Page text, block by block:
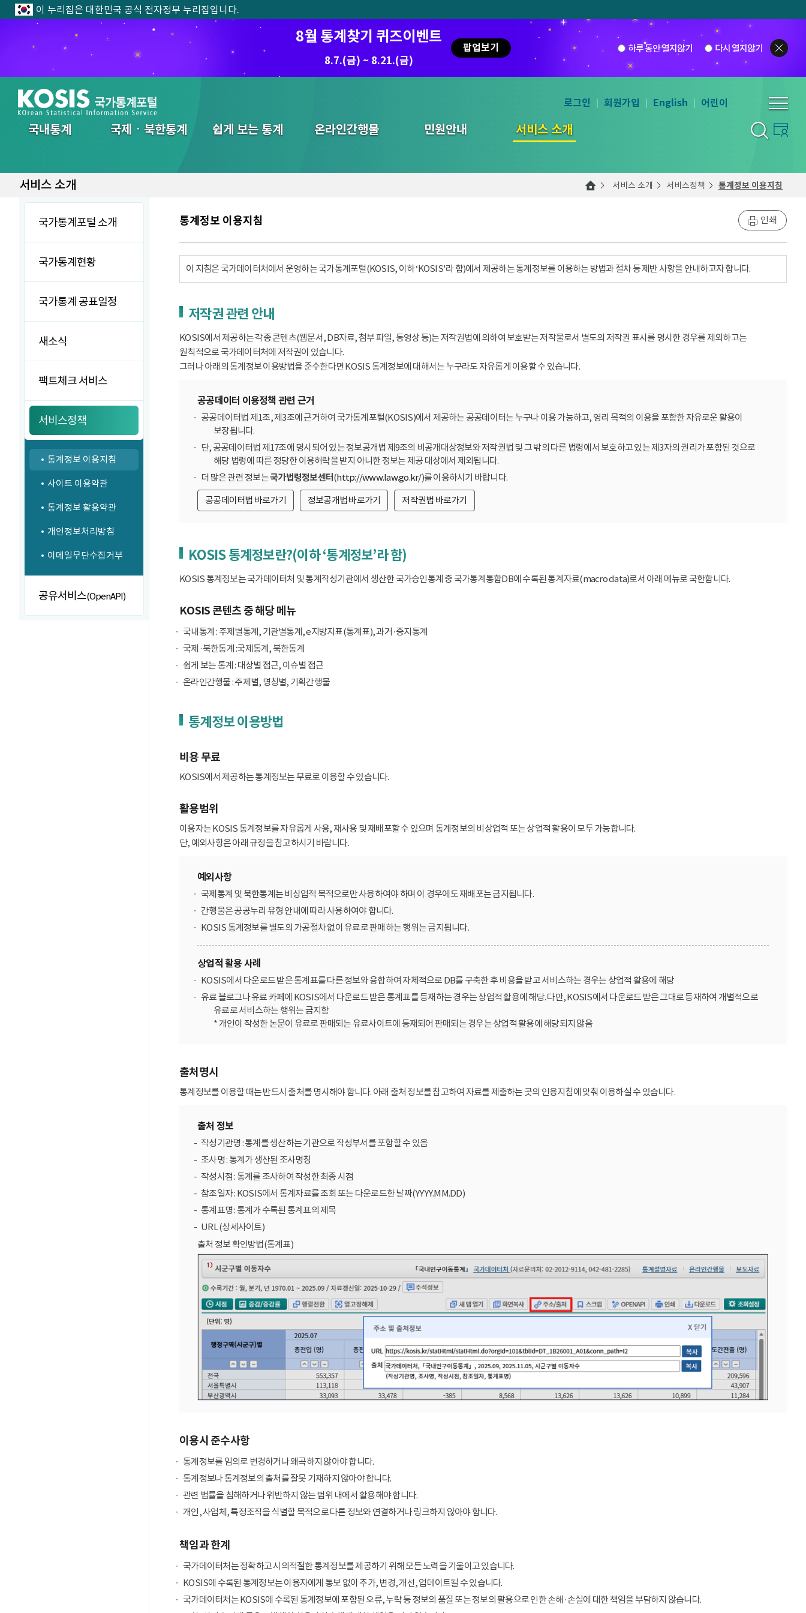
이 누리집은 대한민국 공식 전자정부 누리집입니다.
8월 통계찾기 퀴즈이벤트
8.7.(금) ~ 8.21.(금)
팝업보기 하루 동안 열지않기 다시 열지않기
국내통계 국제ㆍ북한통계 쉽게 보는 통계 온라인간행물 민원안내 서비스 소개
통합검색
로그인 회원가입 English 어린이
서비스 소개 서비스 소개 서비스정책 통계정보 이용지침
국가통계포털 소개
국가통계현황
국가통계 공표일정
새소식
팩트체크 서비스
서비스정책
통계정보 이용지침
사이트 이용약관
통계정보 활용약관
개인정보처리방침
이메일무단수집거부
공유서비스(OpenAPI)
통계정보 이용지침 인쇄
이 지침은 국가데이터처에서 운영하는 국가통계포털(KOSIS, 이하 ‘KOSIS'라 함)에서 제공하는 통계정보를 이용하는 방법과 절차 등 제반 사항을 안내하고자 합니다.
저작권 관련 안내
KOSIS에서 제공하는 각종 콘텐츠(웹문서, DB자료, 첨부 파일, 동영상 등)는 저작권법에 의하여 보호받는 저작물로서 별도의 저작권 표시를 명시한 경우를 제외하고는
원칙적으로 국가데이터처에 저작권이 있습니다.
그러나 아래의 통계정보 이용방법을 준수한다면 KOSIS 통계정보에 대해서는 누구라도 자유롭게 이용할 수 있습니다.
공공데이터 이용정책 관련 근거
공공데이터법 제1조, 제3조에 근거하여 국가통계포털(KOSIS)에서 제공하는 공공데이터는 누구나 이용 가능하고, 영리 목적의 이용을 포함한 자유로운 활용이
보장됩니다.
단, 공공데이터법 제17조에 명시되어 있는 정보공개법 제9조의 비공개대상정보와 저작권법 및 그 밖의 다른 법령에서 보호하고 있는 제3자의 권리가 포함된 것으로
해당 법령에 따른 정당한 이용허락을 받지 아니한 정보는 제공 대상에서 제외됩니다.
더 많은 관련 정보는국가법령정보센터(http://www.law.go.kr/)를 이용하시기 바랍니다.
공공데이터법 바로가기
정보공개법 바로가기 저작권법 바로가기
KOSIS 통계정보란?(이하 ‘통계정보’라 함)
KOSIS 통계정보는 국가데이터처 및 통계작성기관에서 생산한 국가승인통계 중 국가통계통합DB에 수록된 통계자료(macro data)로서 아래 메뉴로 국한합니다.
KOSIS 콘텐츠 중 해당 메뉴
국내통계 : 주제별통계, 기관별통계, e지방지표(통계표), 과거·중지통계
국제·북한통계 :국제통계, 북한통계
쉽게 보는 통계 : 대상별 접근, 이슈별 접근
온라인간행물 : 주제별, 명칭별, 기획간행물
통계정보 이용방법
비용 무료
KOSIS에서 제공하는 통계정보는 무료로 이용할 수 있습니다.
활용범위
이용자는 KOSIS 통계정보를 자유롭게 사용, 재사용 및 재배포할 수 있으며 통계정보의 비상업적 또는 상업적 활용이 모두 가능합니다.
단, 예외사항은 아래 규정을 참고하시기 바랍니다.
예외사항
국제통계 및 북한통계는 비상업적 목적으로만 사용하여야 하며 이 경우에도 재배포는 금지됩니다.
간행물은 공공누리 유형 안내에 따라 사용하여야 합니다.
KOSIS 통계정보를 별도의 가공절차 없이 유료로 판매하는 행위는 금지됩니다.
상업적 활용 사례
KOSIS에서 다운로드 받은 통계표를 다른 정보와 융합하여 자체적으로 DB를 구축한 후 비용을 받고 서비스하는 경우는 상업적 활용에 해당
유료 블로그나 유료 카페에 KOSIS에서 다운로드 받은 통계표를 등재하는 경우는 상업적 활용에 해당. 다만, KOSIS에서 다운로드 받은 그대로 등재하여 개별적으로
유료로 서비스하는 행위는 금지함
* 개인이 작성한 논문이 유료로 판매되는 유료사이트에 등재되어 판매되는 경우는 상업적 활용에 해당되지 않음
출처명시
통계정보를 이용할 때는 반드시 출처를 명시해야 합니다. 아래 출처 정보를 참고하여 자료를 제출하는 곳의 인용지침에 맞춰 이용하실 수 있습니다.
출처 정보
작성기관명 : 통계를 생산하는 기관으로 작성부서를 포함할 수 있음
조사명 : 통계가 생산된 조사명칭
작성시점 : 통계를 조사하여 작성한 최종 시점
참조일자 : KOSIS에서 통계자료를 조회 또는 다운로드한 날짜(YYYY.MM.DD)
통계표명 : 통계가 수록된 통계표의 제목
URL (상세사이트)
출처 정보 확인방법(통계표)
이용시 준수사항
통계정보를 임의로 변경하거나 왜곡하지 않아야 합니다.
통계정보나 통계정보의 출처를 잘못 기재하지 않아야 합니다.
관련 법률을 침해하거나 위반하지 않는 범위 내에서 활용해야 합니다.
개인, 사업체, 특정조직을 식별할 목적으로 다른 정보와 연결하거나 링크하지 않아야 합니다.
책임과 한계
국가데이터처는 정확하고 시의적절한 통계정보를 제공하기 위해 모든 노력을 기울이고 있습니다.
KOSIS에 수록된 통계정보는 이용자에게 통보 없이 추가, 변경, 개선, 업데이트될 수 있습니다.
국가데이터처는 KOSIS에 수록된 통계정보에 포함된 오류, 누락 등 정보의 품질 또는 정보의 활용으로 인한 손해·손실에 대한 책임을 부담하지 않습니다.